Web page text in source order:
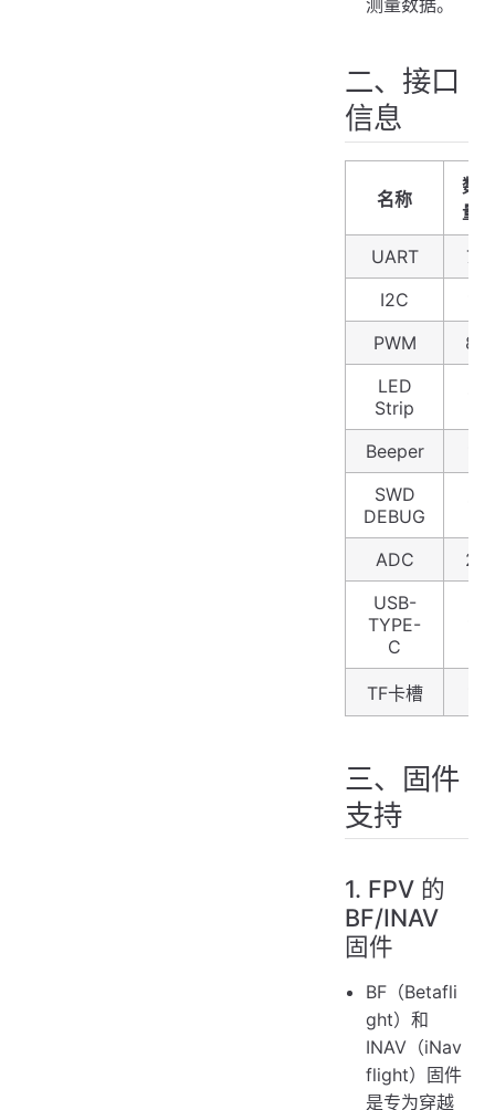
二、接口
信息
名称
数
量
UART
7
I2C
PWM
8
LED
Strip
Beeper
SWD
DEBUG
ADC
2
USB-
TYPE-
C
TF卡槽
三、固件
支持
1. FPV 的
BF/INAV
固件
BF（Betafli
ght）和
INAV（iNav
flight）固件
是专为穿越